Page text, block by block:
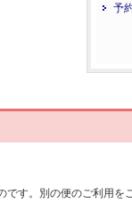
予
す。別の便のご利用を